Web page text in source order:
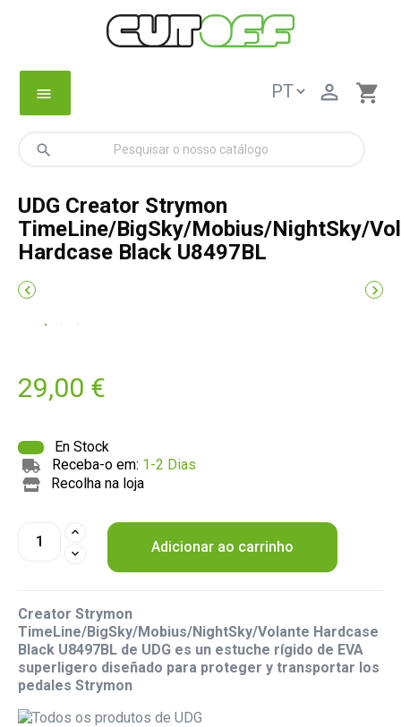
menu shopping_cart

search
UDG Creator Strymon
TimeLine/BigSky/Mobius/NightSky/
Hardcase Black U8497BL
 
29,00 €
En Stock
Receba-o em: 1-2 Dias
Recolha na loja
Adicionar ao carrinho
Creator Strymon
TimeLine/BigSky/Mobius/NightSky/Volante Hardcase
Black U8497BL de UDG es un estuche rígido de EVA
superligero diseñado para proteger y transportar los
pedales Strymon